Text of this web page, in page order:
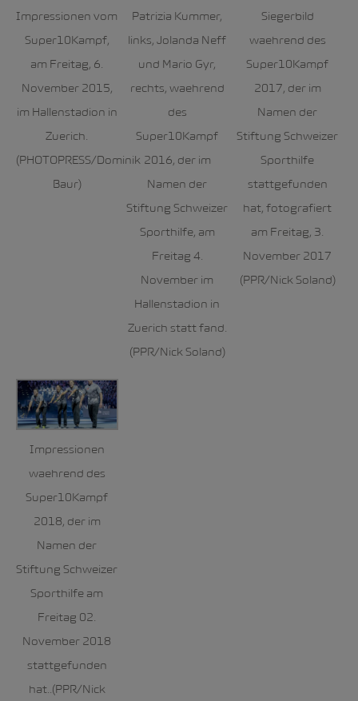
Impressionen vom
Super10Kampf,
am Freitag, 6.
November 2015,
im Hallenstadion in
Zuerich.
(PHOTOPRESS/Dominik
Baur)
Patrizia Kummer,
links, Jolanda Neff
und Mario Gyr,
rechts, waehrend
des
Super10Kampf
2016, der im
Namen der
Stiftung Schweizer
Sporthilfe, am
Freitag 4.
November im
Hallenstadion in
Zuerich statt fand.
(PPR/Nick Soland)
Siegerbild
waehrend des
Super10Kampf
2017, der im
Namen der
Stiftung Schweizer
Sporthilfe
stattgefunden
hat, fotografiert
am Freitag, 3.
November 2017
(PPR/Nick Soland)
Impressionen
waehrend des
Super10Kampf
2018, der im
Namen der
Stiftung Schweizer
Sporthilfe am
Freitag 02.
November 2018
stattgefunden
hat..(PPR/Nick